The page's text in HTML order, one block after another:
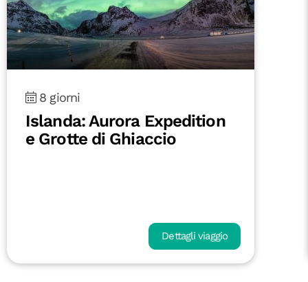
8 giorni
Portogallo Algarve:
Lisbona, oceano e trekking
Dettagli viaggio